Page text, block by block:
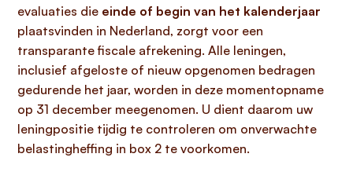
evaluaties die einde of begin van het kalenderjaar
plaatsvinden in Nederland, zorgt voor een
transparante fiscale afrekening. Alle leningen,
inclusief afgeloste of nieuw opgenomen bedragen
gedurende het jaar, worden in deze momentopname
op 31 december meegenomen. U dient daarom uw
leningpositie tijdig te controleren om onverwachte
belastingheffing in box 2 te voorkomen.